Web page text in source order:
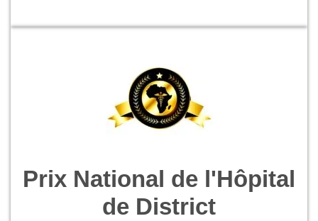
Prix National de l'Hôpital
de District